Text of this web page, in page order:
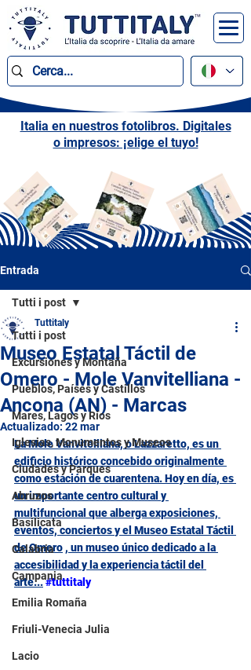
Italia en nuestros fotolibros. Digitales
o impresos: ¡elige el tuyo!
Entrada
Tutti i post
Excursiones y Montaña
Pueblos, Países y Castillos
Mares, Lagos y Ríos
Iglesias, Monumentos y Museos
Ciudades y Parques
Abruzos
Basilicata
Calabria
Campania
Emilia Romaña
Friuli-Venecia Julia
Lacio
Tutti i post
Museo Estatal Táctil de
Omero - Mole Vanvitelliana -
Ancona (AN) - Marcas
Tuttitaly
Actualizado: 22 mar
La Mole Vanvitelliana, o Lazzaretto, es un
edificio histórico concebido originalmente
como estación de cuarentena. Hoy en día, es
un importante centro cultural y
multifuncional que alberga exposiciones,
eventos, conciertos y el Museo Estatal Táctil
de Omero , un museo único dedicado a la
accesibilidad y la experiencia táctil del
arte...#tuttitaly